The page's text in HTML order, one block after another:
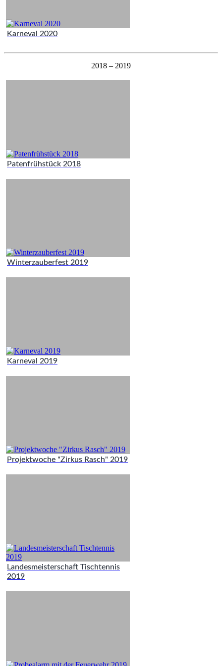
Karneval 2020
2018 – 2019
Patenfrühstück 2018
Winterzauberfest 2019
Karneval 2019
Projektwoche "Zirkus Rasch" 2019
Landesmeisterschaft Tischtennis
2019